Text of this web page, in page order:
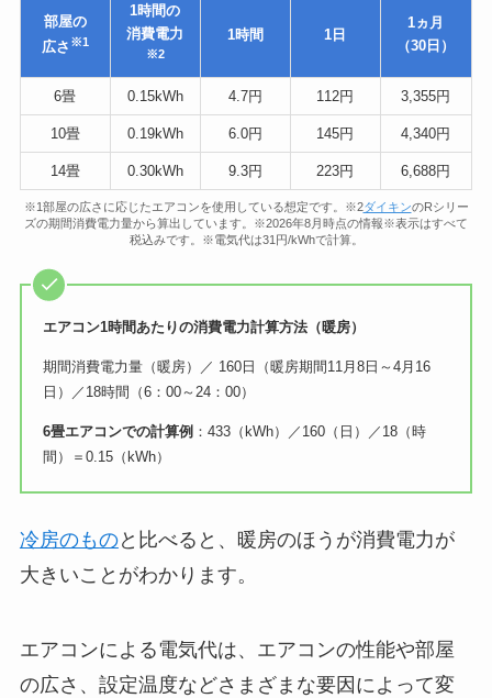
部屋の
広さ ※1
1時間の
消費電力
※2
1時間 1日
1ヵ月
（30日）
6畳 0.15kWh 4.7円 112円 3,355円
10畳 0.19kWh 6.0円 145円 4,340円
14畳 0.30kWh 9.3円 223円 6,688円
※1部屋の広さに応じたエアコンを使用している想定です。※2ダイキンのRシリー
ズの期間消費電力量から算出しています。※2026年8月時点の情報※表示はすべて
税込みです。※電気代は31円/kWhで計算。
エアコン1時間あたりの消費電力計算方法（暖房）
期間消費電力量（暖房）／ 160日（暖房期間11月8日～4月16
日）／18時間（6：00～24：00）
6畳エアコンでの計算例 ：433（kWh）／160（日）／18（時
間）＝0.15（kWh）
冷房のものと比べると、暖房のほうが消費電力が
大きいことがわかります。
エアコンによる電気代は、エアコンの性能や部屋
の広さ、設定温度などさまざまな要因によって変